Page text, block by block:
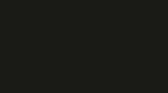
da campanha do Fortaleza na
com um gol marcado e três
o